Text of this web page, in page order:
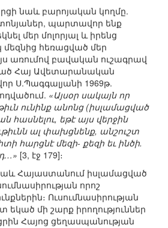
նաև բարոյական կողմը.
պարտավոր ենք
մեր մոլորյալ և իրենց
հեռացված մեր
առումով բավական ուշագրավ
Հայ Ավետարանական
Ս.Պագգալյանի 1969թ.
«Այսօր սակայն որ
ունինք անոնց (իսլամացված
հասնելու, եթէ այս վերջին
ալ փախցնենք, անշուշտ
հարցնէ մեզի- քեզի եւ ինծի.
[3, էջ 179]։
Հայաստանում իսլամացված
որոշ
Ուսումնասիրության
եկած մի շարք իրողություններ
Հայոց ցեղասպանության